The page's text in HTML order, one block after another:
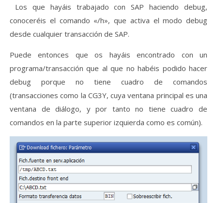
Los que hayáis trabajado con SAP haciendo debug,
conoceréis el comando «/h», que activa el modo debug
desde cualquier transacción de SAP.
Puede entonces que os hayáis encontrado con un
programa/transacción que al que no habéis podido hacer
debug porque no tiene cuadro de comandos
(transacciones como la CG3Y, cuya ventana principal es una
ventana de diálogo, y por tanto no tiene cuadro de
comandos en la parte superior izquierda como es común).